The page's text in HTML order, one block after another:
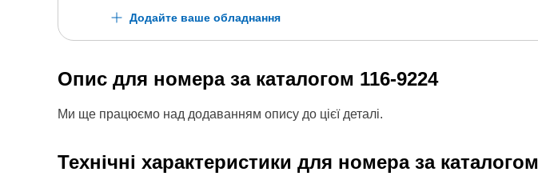
Додайте ваше обладнання
Опис для номера за каталогом 116-9224
Ми ще працюємо над додаванням опису до цієї деталі.
Технічні характеристики для номера за каталогом